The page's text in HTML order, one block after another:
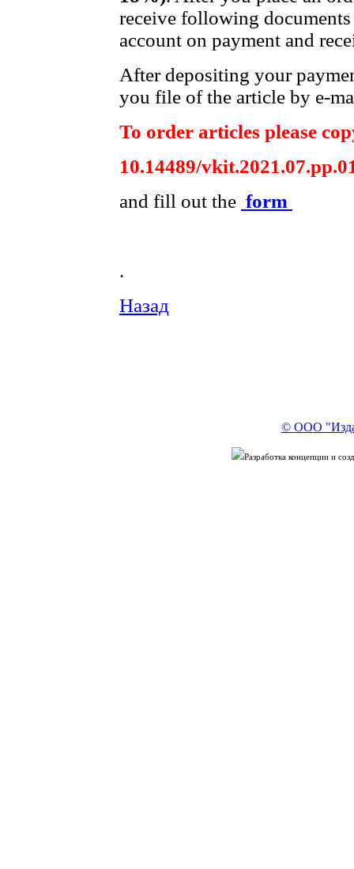
receive following
account on payment and
After depositing your
you file of the article by e-
To order articles please
10.14489/
and fill out the form
.
Назад
© ООО
Разработка концепции и